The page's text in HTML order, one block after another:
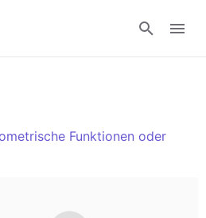
beitreten
Funktionen oder